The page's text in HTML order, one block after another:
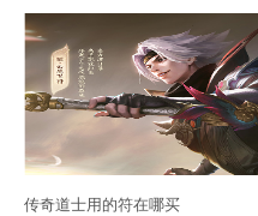
传奇道士用的符在哪买